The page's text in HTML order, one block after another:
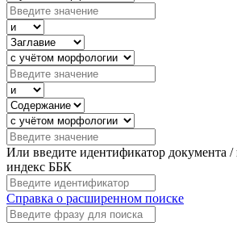
Или введите идентификатор документа
индекс ББК
Справка о расширенном поиске